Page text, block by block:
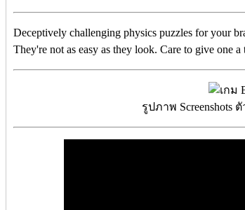
Deceptively challenging physics puzzles for your
They're not as easy as they look. Care to give one a
รูปภาพ Screenshots